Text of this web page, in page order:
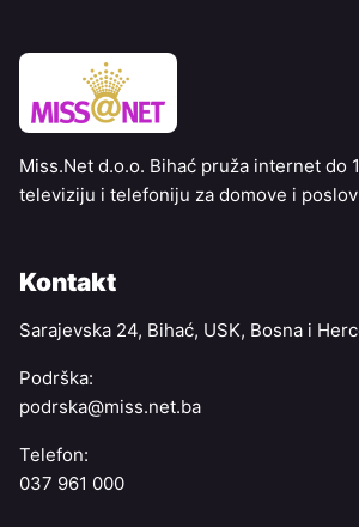
Miss.Net d.o.o. Bihać pruža internet do
televiziju i telefoniju za domove i
Kontakt
Sarajevska 24, Bihać, USK, Bosna i
Podrška:
podrska@miss.net.ba
Telefon:
037 961 000